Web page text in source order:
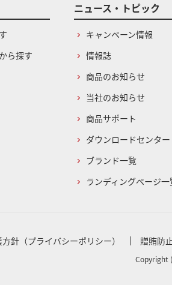
ら探す
ニュース・トピック
キャンペーン情報
情報誌
商品のお知らせ
当社のお知らせ
商品サポート
ダウンロードセンター
ブランド一覧
ランディングページ一
針（プライバシーポリシー） 贈賄防
Copyright